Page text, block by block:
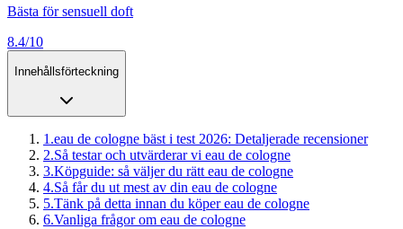
Bästa för sensuell doft
8.4/10
Innehållsförteckning
1 .eau de cologne bäst i test 2026: Detaljerade recensioner
2.Så testar och utvärderar vi eau de cologne
3.Köpguide: så väljer du rätt eau de cologne
4.Så får du ut mest av din eau de cologne
5.Tänk på detta innan du köper eau de cologne
6.Vanliga frågor om eau de cologne